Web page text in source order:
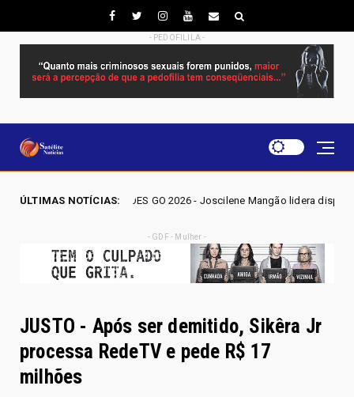
- PEDOFILILA -
ÚLTIMAS NOTÍCIAS:
ELEIÇÕES GO 2026 - Joscilene Mangão lidera disputa por vaga na Alego
- GDF - Mulher -
JUSTO - Após ser demitido, Sikêra Jr
processa RedeTV e pede R$ 17
milhões